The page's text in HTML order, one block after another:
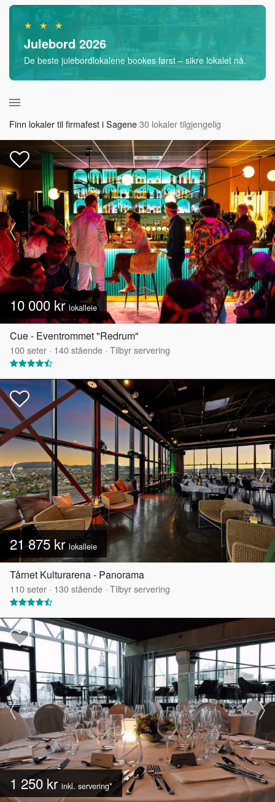
★ ★ ★
Julebord 2026
De beste julebordlokalene bookes først – sikre lokalet nå.
Finn lokaler til firmafest i Sagene30 lokaler tilgjengelig
10 000 krlokalleie
Cue - Eventrommet "Redrum"
100seter · 140stående · Tilbyr servering
21 875 krlokalleie
Tårnet Kulturarena - Panorama
110seter · 130stående · Tilbyr servering
1 250 kr inkl. servering*